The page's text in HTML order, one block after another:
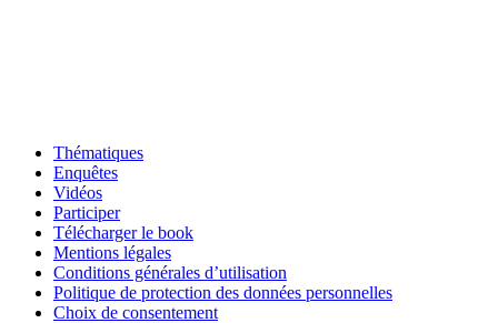
Thématiques
Enquêtes
Vidéos
Participer
Télécharger le book
Mentions légales
Conditions générales d’utilisation
Politique de protection des données personnelles
Choix de consentement